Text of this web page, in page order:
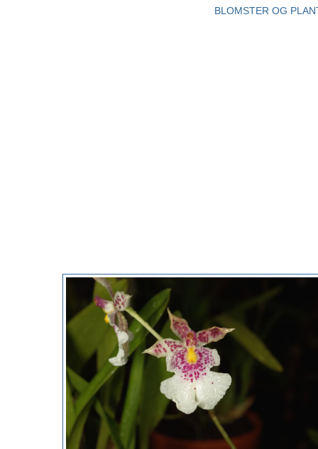
BLOMSTER OG